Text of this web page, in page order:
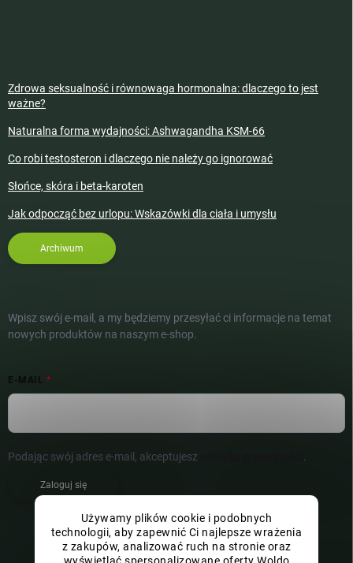
Używamy plików cookie i podobnych
technologii, aby zapewnić Ci najlepsze wrażenia
z zakupów, analizować ruch na stronie oraz
Zdrowa seksualność i równowaga hormonalna: dlaczego to jest
ważne?
Naturalna forma wydajności: Ashwagandha KSM-66
Co robi testosteron i dlaczego nie należy go ignorować
Słońce, skóra i beta-karoten
Jak odpocząć bez urlopu: Wskazówki dla ciała i umysłu
Archiwum
Wpisz swój e-mail, a my będziemy przesyłać ci informacje na temat
nowych produktów na naszym e-shop.
E-MAIL
Podając swój adres e-mail, akceptujesz .
Zaloguj się